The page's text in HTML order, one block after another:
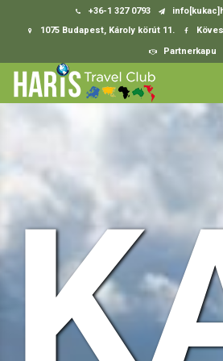
+36-1 327 0793
1075 Budapest, Károly körút 11.
Partnerkapu